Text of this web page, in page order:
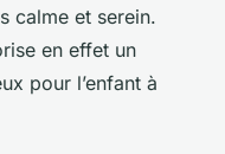
calme et serein.
en effet un
pour l’enfant à